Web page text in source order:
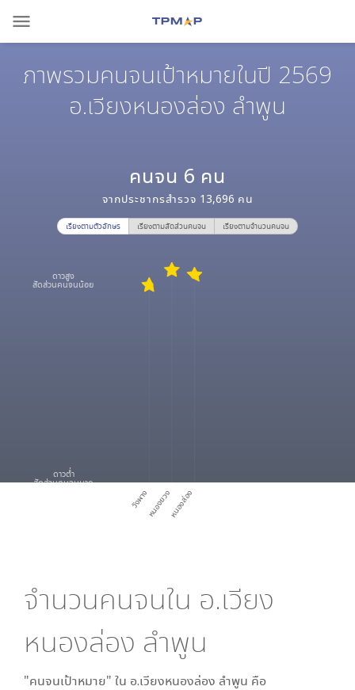
menu
ภาพรวมคนจนเป้าหมายในปี 2569
อ.เวียงหนองล่อง ลำพูน
คนจน 6 คน
จากประชากรสำรวจ 13,696 คน
เรียงตามตัวอักษร เรียงตามสัดส่วนคนจน เรียงตามจำนวนคนจน
วังผางหนองยวงหนองล่อง
ดาวสูง
สัดส่วนคนจนน้อย
ดาวต่ำ
สัดส่วนคนจนมาก
จำนวนคนจนใน อ.เวียง
หนองล่อง ลำพูน
"คนจนเป้าหมาย" ใน อ.เวียงหนองล่อง ลำพูน คือ